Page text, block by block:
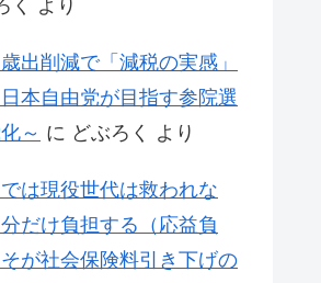
く より
出削減で「減税の実感」
本自由党が目指す参院選
～ に どぶろく より
では現役世代は救われな
だけ負担する（応益負
が社会保険料引き下げの